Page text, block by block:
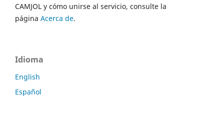
CAMJOL y cómo unirse al servicio, consulte la
página Acerca de.
Idioma
English
Español